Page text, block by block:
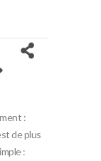
:
de plus
: